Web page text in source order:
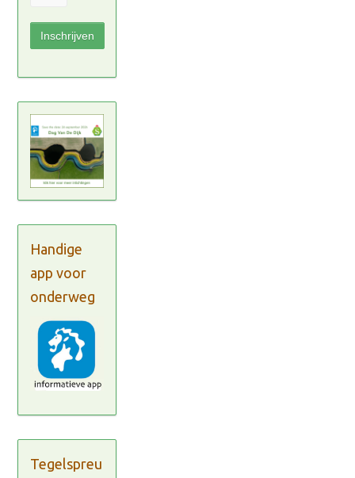
Handige
app voor
onderweg
Tegelspreu